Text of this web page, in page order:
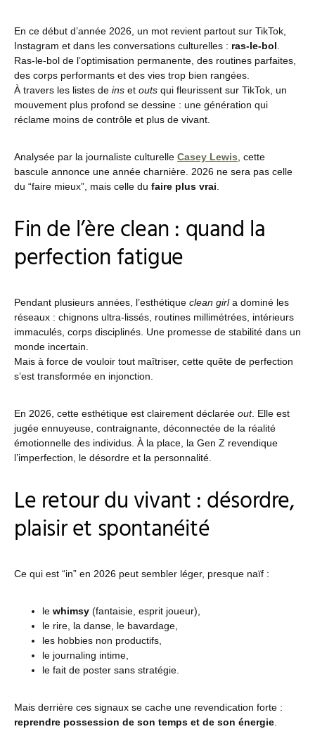
En ce début d’année 2026, un mot revient partout sur TikTok,
Instagram et dans les conversations culturelles : ras-le-bol.
Ras-le-bol de l’optimisation permanente, des routines parfaites,
des corps performants et des vies trop bien rangées.
À travers les listes de ins et outs qui fleurissent sur TikTok, un
mouvement plus profond se dessine : une génération qui
réclame moins de contrôle et plus de vivant.
Analysée par la journaliste culturelle Casey Lewis, cette
bascule annonce une année charnière. 2026 ne sera pas celle
du “faire mieux”, mais celle du faire plus vrai.
Fin de l’ère clean : quand la
perfection fatigue
Pendant plusieurs années, l’esthétique clean girla dominé les
réseaux : chignons ultra-lissés, routines millimétrées, intérieurs
immaculés, corps disciplinés. Une promesse de stabilité dans un
monde incertain.
Mais à force de vouloir tout maîtriser, cette quête de perfection
s’est transformée en injonction.
En 2026, cette esthétique est clairement déclarée out. Elle est
jugée ennuyeuse, contraignante, déconnectée de la réalité
émotionnelle des individus. À la place, la Gen Z revendique
l’imperfection, le désordre et la personnalité.
Le retour du vivant : désordre,
plaisir et spontanéité
Ce qui est “in” en 2026 peut sembler léger, presque naïf :
le whimsy (fantaisie, esprit joueur),
le rire, la danse, le bavardage,
les hobbies non productifs,
le journaling intime,
le fait de poster sans stratégie.
Mais derrière ces signaux se cache une revendication forte :
reprendre possession de son temps et de son énergie.